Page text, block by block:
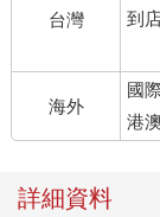
台灣
到
海外
國
港
詳細資料